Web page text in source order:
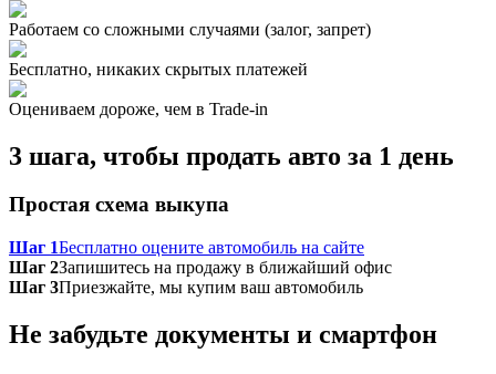
Работаем со сложными случаями (залог, запрет)
Бесплатно, никаких скрытых платежей
Оцениваем дороже, чем в Trade‑in
3 шага, чтобы продать авто за 1 день
Простая схема выкупа
Шаг 1Бесплатно оцените автомобиль на сайте
Шаг 2Запишитесь на продажу в ближайший офис
Шаг 3Приезжайте, мы купим ваш автомобиль
Не забудьте документы и смартфон